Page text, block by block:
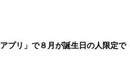
プリ」で８月が誕生日の人限定で